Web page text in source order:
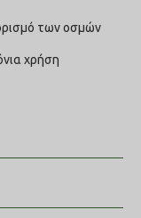
των οσμών
χρήση